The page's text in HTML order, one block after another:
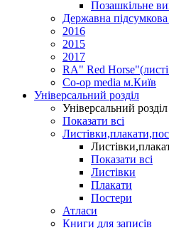
Позашкільне
Державна підсумкова
2016
2015
2017
RA" Red
Co-op media м.Київ
Універсальний розділ
Універсальний розділ
Показати всі
Показати всі
Листівки
Плакати
Постери
Атласи
Книги для записів